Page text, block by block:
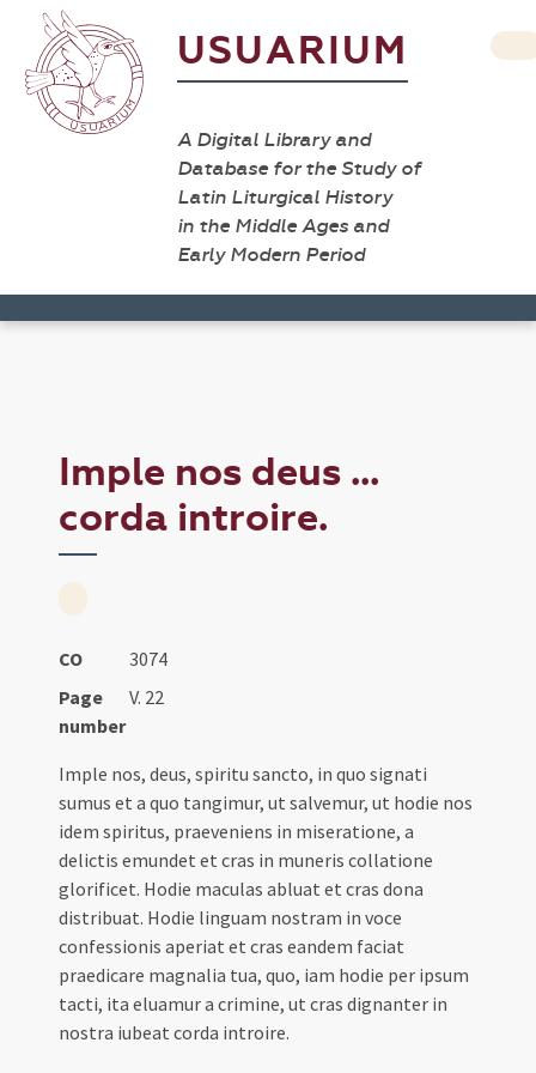
USUARIUM
A Digital Library and
Database for the Study of
Latin Liturgical History
in the Middle Ages and
Early Modern Period
Imple nos deus ...
corda introire.
CO
3074
Page
number
V. 22
Imple nos, deus, spiritu sancto, in quo signati
sumus et a quo tangimur, ut salvemur, ut hodie nos
idem spiritus, praeveniens in miseratione, a
delictis emundet et cras in muneris collatione
glorificet. Hodie maculas abluat et cras dona
distribuat. Hodie linguam nostram in voce
confessionis aperiat et cras eandem faciat
praedicare magnalia tua, quo, iam hodie per ipsum
tacti, ita eluamur a crimine, ut cras dignanter in
nostra iubeat corda introire.